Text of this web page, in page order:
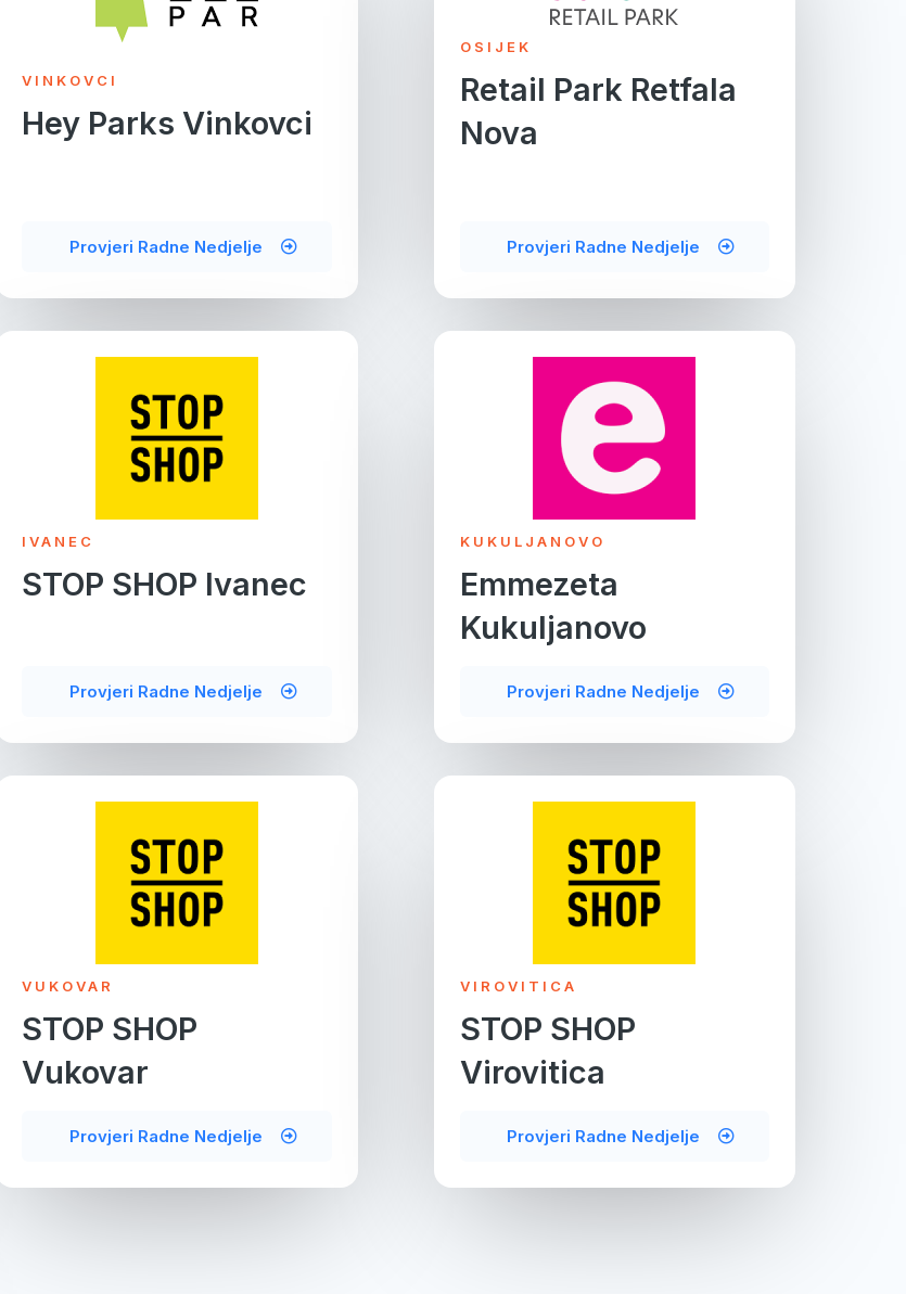
VINKOVCI
Hey Parks Vinkovci
Provjeri Radne Nedjelje
OSIJEK
Retail Park Retfala
Nova
Provjeri Radne Nedjelje
IVANEC
STOP SHOP Ivanec
Provjeri Radne Nedjelje
KUKULJANOVO
Emmezeta
Kukuljanovo
Provjeri Radne Nedjelje
VUKOVAR
STOP SHOP
Vukovar
Provjeri Radne Nedjelje
VIROVITICA
STOP SHOP
Virovitica
Provjeri Radne Nedjelje